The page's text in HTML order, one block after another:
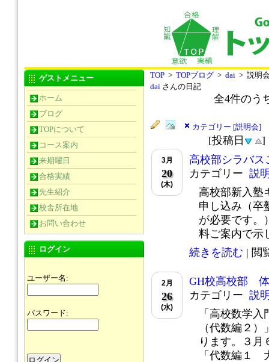
ゲストメニュー
ホーム
ブログ
TOPについて
コース案内
来期曜日
合格実績
先生紹介
校舎所在地
お問い合わせ
ログイン
ユーザー名:
パスワード:
TOP > TOPブログ > dai > 説明
dai さんの日記
全4件のう
カテゴリー [説明会]
[投稿日 ]
3月
20
(木)
高校部シラバス
カテゴリー 説
高校部新入塾
申し込み（卒
が必要です。
料ご案内で示
続きを読む | 閲
2月
26
(水)
GH校高校部
カテゴリー 説
「高校数学
（代数編２
ります。３
「代数編１